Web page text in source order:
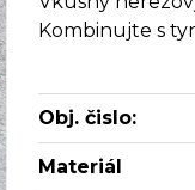
Kombinujte s
Obj. čislo:
Materiál